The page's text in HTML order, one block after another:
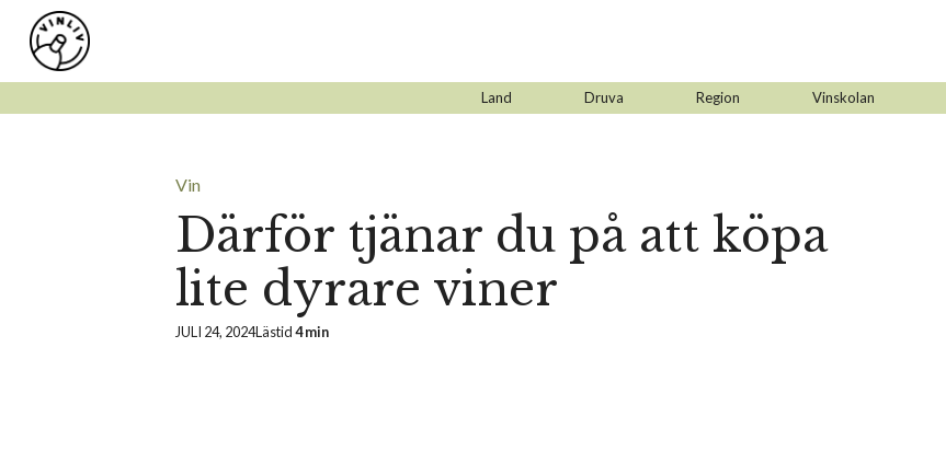
Hoppa
innehåll
Land Druva Region Vinskolan
Vin
Därför tjänar du på att köpa
lite dyrare viner
JULI 24, 2024Lästid4 min